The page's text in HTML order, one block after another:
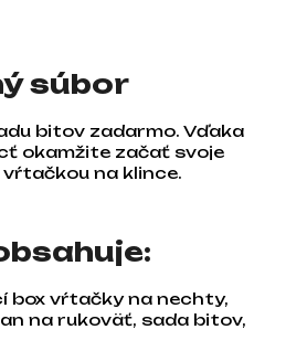
súbor
bitov zadarmo. Vďaka
okamžite začať svoje
na klince.
box vŕtačky na nechty,
na rukoväť, sada bitov,